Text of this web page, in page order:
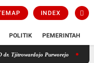
INDEX
POLITIK PEMERINTAH
Purworejo Massa Gelar Aksi